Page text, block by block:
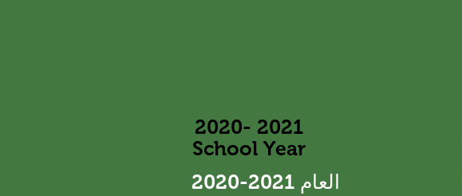
​2020- 2021
School Year
​2020-2021 العام